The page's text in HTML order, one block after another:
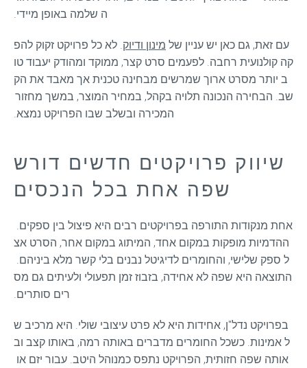
ה שלמה באופן מיידי.
עם זאת, גם כאן יש עניין של מינון ודיוק. לא כל פרויקט זקוק להפ
קה קולנועית רחבה. לפעמים סרט קצר, ממוקד ומהודק יעבוד טו
ב יותר מסרט ארוך שמרשים מבחינה טכנית אך מאבד את הק
המכירה ובשלב שבו הפרויקט נמצא.
שיווק פרויקטים חדשים דורש
שפה אחת בכל הנכסים
ההדמיות מופקות במקום אחד, המיתוג במקום אחר, הסרט אצ
התוצאה היא שפה לא אחידה, בזבוז זמן תפעולי ולעיתים גם מס
רים סותרים.
בפרויקט נדל"ן, אחידות היא לא פרט עיצובי שולי. היא מרכיב ש
ל אמינות. כשכל החומרים מדברים באותה רמה, באותו קצב וב